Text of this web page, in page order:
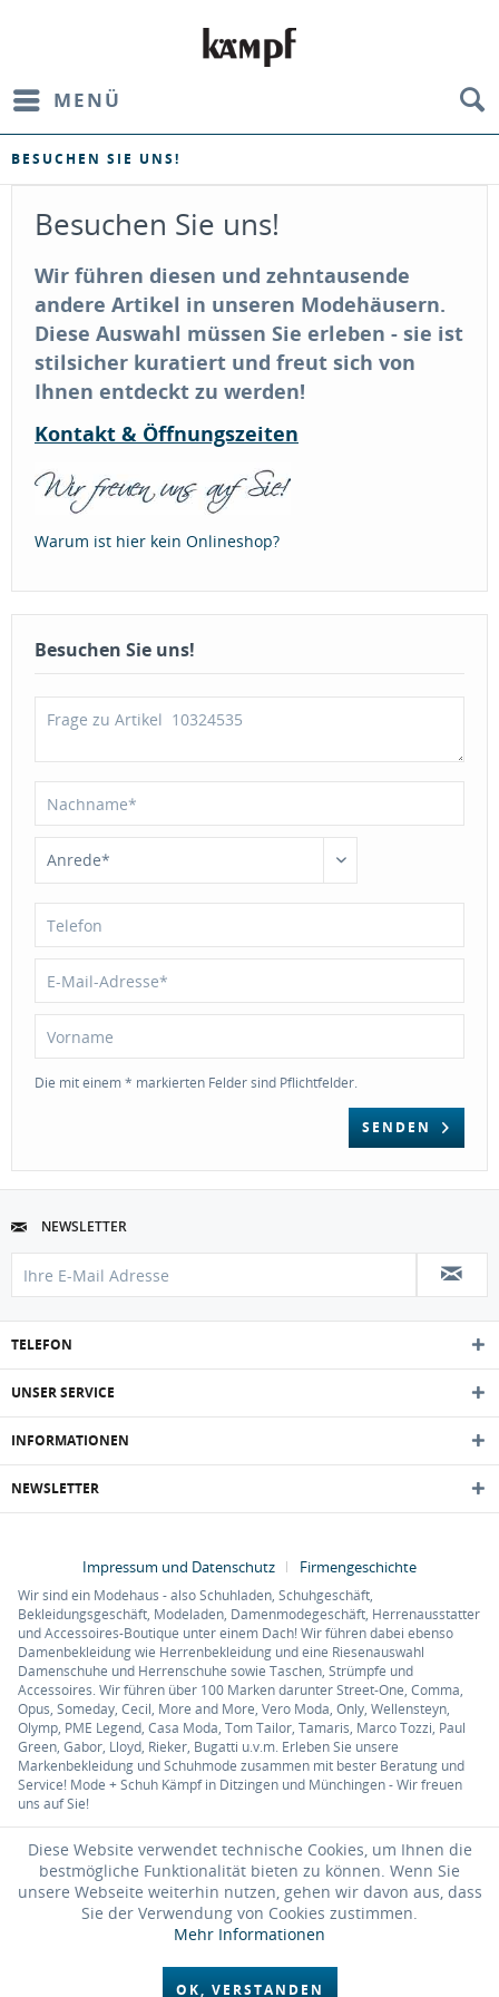
MENÜ
BESUCHEN SIE UNS!
Besuchen Sie uns!
Wir führen diesen und zehntausende
andere Artikel in unseren Modehäusern.
Diese Auswahl müssen Sie erleben - sie ist
stilsicher kuratiert und freut sich von
Ihnen entdeckt zu werden!
Kontakt & Öffnungszeiten
Warum ist hier kein Onlineshop?
Besuchen Sie uns!
Die mit einem * markierten Felder sind Pflichtfelder.
SENDEN
NEWSLETTER
TELEFON
UNSER SERVICE
INFORMATIONEN
NEWSLETTER
Impressum und Datenschutz Firmengeschichte
Wir sind ein Modehaus - also Schuhladen, Schuhgeschäft,
Bekleidungsgeschäft, Modeladen, Damenmodegeschäft, Herrenausstatter
und Accessoires-Boutique unter einem Dach! Wir führen dabei ebenso
Damenbekleidung wie Herrenbekleidung und eine Riesenauswahl
Damenschuhe und Herrenschuhe sowie Taschen, Strümpfe und
Accessoires. Wir führen über 100 Marken darunter Street-One, Comma,
Opus, Someday, Cecil, More and More, Vero Moda, Only, Wellensteyn,
Olymp, PME Legend, Casa Moda, Tom Tailor, Tamaris, Marco Tozzi, Paul
Green, Gabor, Lloyd, Rieker, Bugatti u.v.m. Erleben Sie unsere
Markenbekleidung und Schuhmode zusammen mit bester Beratung und
Service! Mode + Schuh Kämpf in Ditzingen und Münchingen - Wir freuen
uns auf Sie!
Diese Website verwendet technische Cookies, um Ihnen die
bestmögliche Funktionalität bieten zu können. Wenn Sie
unsere Webseite weiterhin nutzen, gehen wir davon aus, dass
Sie der Verwendung von Cookies zustimmen.
Mehr Informationen
OK, VERSTANDEN